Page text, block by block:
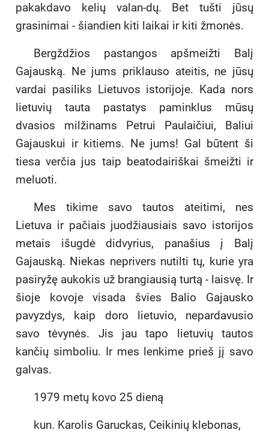
pakakdavo kelių valan-dų. Bet tušti jūsų
grasinimai - šiandien kiti laikai ir kiti žmonės.
Bergždžios pastangos apšmeižti Balį
Gajauską. Ne jums priklauso ateitis, ne jūsų
vardai pasiliks Lietuvos istorijoje. Kada nors
lietuvių tauta pastatys paminklus mūsų
dvasios milžinams Petrui Paulaičiui, Baliui
Gajauskui ir kitiems. Ne jums! Gal būtent ši
tiesa verčia jus taip beatodairiškai šmeižti ir
meluoti.
Mes tikime savo tautos ateitimi, nes
Lietuva ir pačiais juodžiausiais savo istorijos
metais išugdė didvyrius, panašius į Balį
Gajauską. Niekas neprivers nutilti tų, kurie yra
pasiryžę aukokis už brangiausią turtą - laisvę. Ir
šioje kovoje visada švies Balio Gajausko
pavyzdys, kaip doro lietuvio, nepardavusio
savo tėvynės. Jis jau tapo lietuvių tautos
kančių simboliu. Ir mes lenkime prieš jį savo
galvas.
1979 metų kovo 25 dieną
kun. Karolis Garuckas, Ceikinių klebonas,